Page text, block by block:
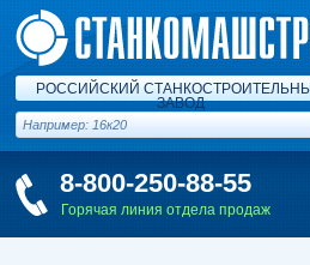
РОССИЙСКИЙ
ЗАВОД
8-800-250-88-55
Горячая линия отдела продаж